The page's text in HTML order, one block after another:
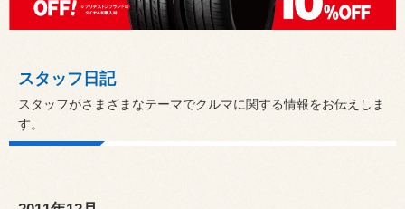
スタッフ日記
スタッフがさまざまなテーマでクルマに関する情報をお伝えしま
す。